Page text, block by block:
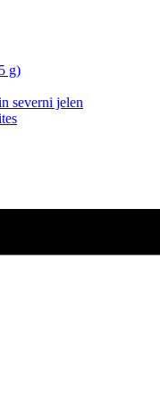
g)
severni jelen